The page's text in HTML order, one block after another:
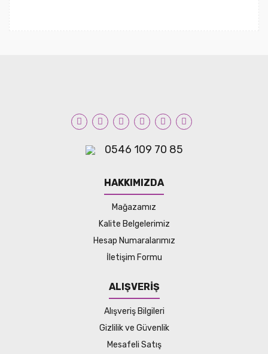
0546 109 70 85
HAKKIMIZDA
Mağazamız
Kalite Belgelerimiz
Hesap Numaralarımız
İletişim Formu
ALIŞVERİŞ
Alışveriş Bilgileri
Gizlilik ve Güvenlik
Mesafeli Satış